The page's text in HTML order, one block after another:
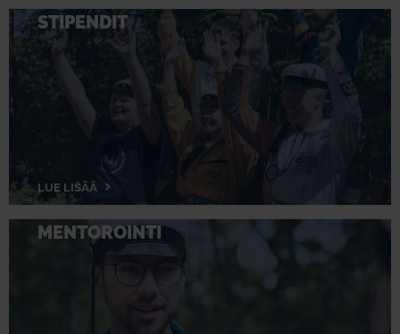
STIPENDIT
LUE LISÄÄ
MENTOROINTI